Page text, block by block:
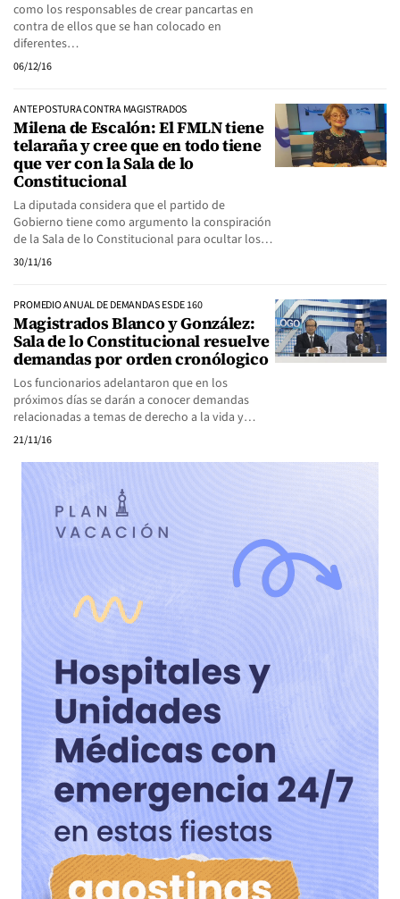
como los responsables de crear pancartas en
contra de ellos que se han colocado en
diferentes…
06/12/16
ANTE POSTURA CONTRA MAGISTRADOS
Milena de Escalón: El FMLN tiene
telaraña y cree que en todo tiene
que ver con la Sala de lo
Constitucional
La diputada considera que el partido de
Gobierno tiene como argumento la conspiración
de la Sala de lo Constitucional para ocultar los…
30/11/16
PROMEDIO ANUAL DE DEMANDAS ES DE 160
Magistrados Blanco y González:
Sala de lo Constitucional resuelve
demandas por orden cronólogico
Los funcionarios adelantaron que en los
próximos días se darán a conocer demandas
relacionadas a temas de derecho a la vida y…
21/11/16